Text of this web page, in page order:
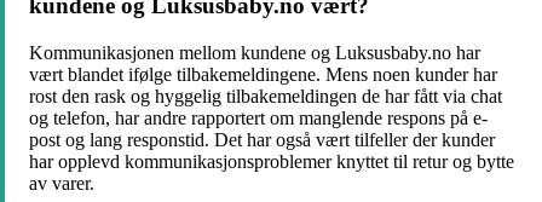
kundene og Luksusbaby.no vært?
Kommunikasjonen mellom kundene og Luksusbaby.no har
vært blandet ifølge tilbakemeldingene. Mens noen kunder har
rost den rask og hyggelig tilbakemeldingen de har fått via chat
og telefon, har andre rapportert om manglende respons på e-
post og lang responstid. Det har også vært tilfeller der kunder
har opplevd kommunikasjonsproblemer knyttet til retur og bytte
av varer.